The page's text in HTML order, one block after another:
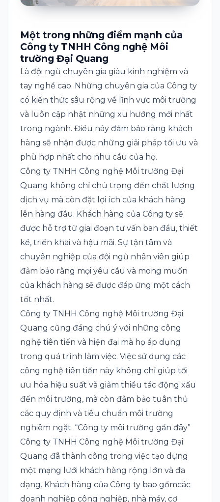
Một trong những điểm mạnh của
Công ty TNHH Công nghệ Môi
trường Đại Quang
Là đội ngũ chuyên gia giàu kinh nghiệm và
tay nghề cao. Những chuyên gia của Công ty
có kiến thức sâu rộng về lĩnh vực môi trường
và luôn cập nhật những xu hướng mới nhất
trong ngành. Điều này đảm bảo rằng khách
hàng sẽ nhận được những giải pháp tối ưu và
phù hợp nhất cho nhu cầu của họ.
Công ty TNHH Công nghệ Môi trường Đại
Quang không chỉ chú trọng đến chất lượng
dịch vụ mà còn đặt lợi ích của khách hàng
lên hàng đầu. Khách hàng của Công ty sẽ
được hỗ trợ từ giai đoạn tư vấn ban đầu, thiết
kế, triển khai và hậu mãi. Sự tận tâm và
chuyên nghiệp của đội ngũ nhân viên giúp
đảm bảo rằng mọi yêu cầu và mong muốn
của khách hàng sẽ được đáp ứng một cách
tốt nhất.
Công ty TNHH Công nghệ Môi trường Đại
Quang cũng đáng chú ý với những công
nghệ tiên tiến và hiện đại mà họ áp dụng
trong quá trình làm việc. Việc sử dụng các
công nghệ tiên tiến này không chỉ giúp tối
ưu hóa hiệu suất và giảm thiểu tác động xấu
đến môi trường, mà còn đảm bảo tuân thủ
các quy định và tiêu chuẩn môi trường
nghiêm ngặt. “Công ty môi trường gần đây”
Công ty TNHH Công nghệ Môi trường Đại
Quang đã thành công trong việc tạo dựng
một mạng lưới khách hàng rộng lớn và đa
dạng. Khách hàng của Công ty bao gồmcác
doanh nghiệp công nghiệp, nhà máy, cơ